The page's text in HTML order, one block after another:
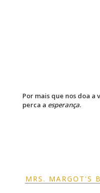
Por mais que nos doa a
perca a esperança.
MRS. MARGOT'S